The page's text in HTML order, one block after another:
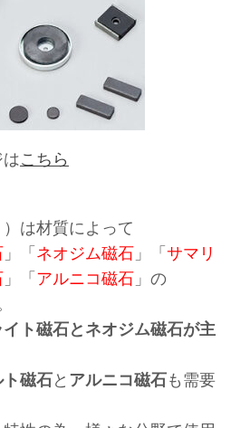
こちら
は材質によって
」「 ネオジム磁石」「 サマリ
」「 アルニコ磁石」の
イト磁石とネオジム磁石が主
磁石と アルニコ磁石も需要